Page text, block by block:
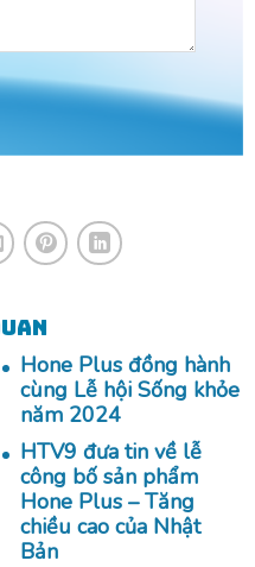
Hone Plus đồng hành
cùng Lễ hội Sống khỏe
năm 2024
HTV9 đưa tin về lễ
công bố sản phẩm
Hone Plus – Tăng
chiều cao của Nhật
Bản